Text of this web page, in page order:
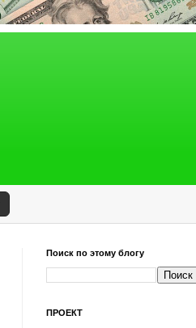
Поиск по этому блогу
ПРОЕКТ